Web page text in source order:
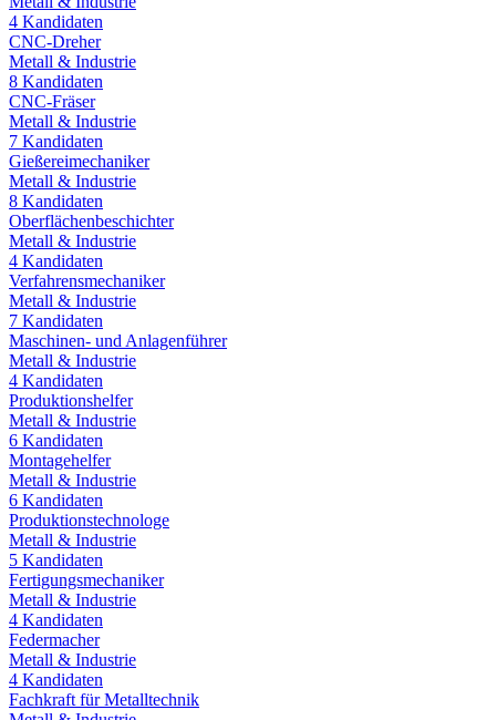
4 Kandidaten
CNC-Dreher
Metall & Industrie
8 Kandidaten
CNC-Fräser
Metall & Industrie
7 Kandidaten
Gießereimechaniker
Metall & Industrie
8 Kandidaten
Oberflächenbeschichter
Metall & Industrie
4 Kandidaten
Verfahrensmechaniker
Metall & Industrie
7 Kandidaten
Maschinen- und Anlagenführer
Metall & Industrie
4 Kandidaten
Produktionshelfer
Metall & Industrie
6 Kandidaten
Montagehelfer
Metall & Industrie
6 Kandidaten
Produktionstechnologe
Metall & Industrie
5 Kandidaten
Fertigungsmechaniker
Metall & Industrie
4 Kandidaten
Federmacher
Metall & Industrie
4 Kandidaten
Fachkraft für Metalltechnik